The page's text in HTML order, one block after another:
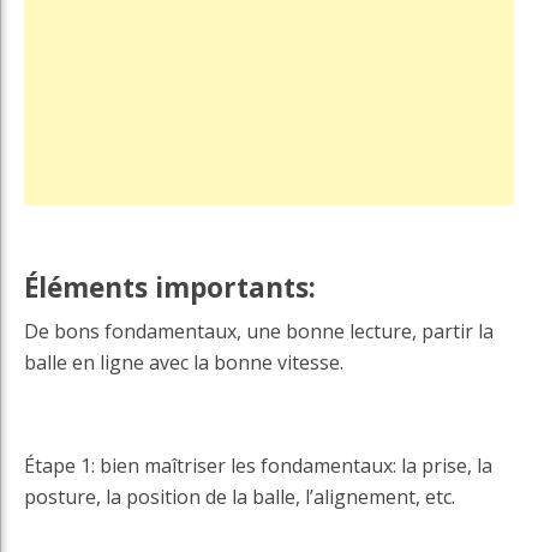
Éléments importants:
De bons fondamentaux, une bonne lecture, partir la
balle en ligne avec la bonne vitesse.
Étape 1: bien maîtriser les fondamentaux: la prise, la
posture, la position de la balle, l’alignement, etc.